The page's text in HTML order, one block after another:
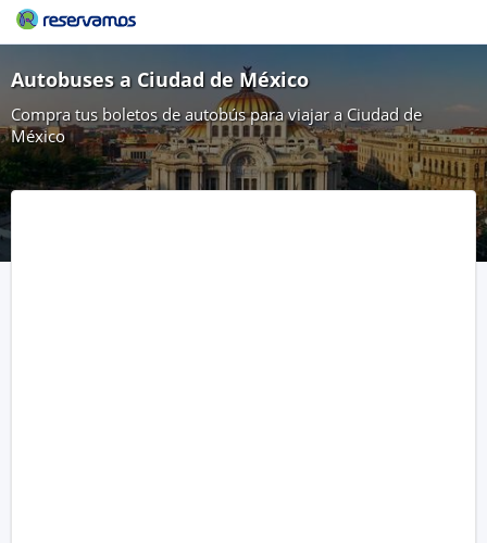
Autobuses a Ciudad de México
Compra tus boletos de autobús para viajar a Ciudad de
México